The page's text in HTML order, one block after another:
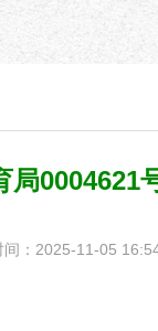
局0004621
间：2025-11-05